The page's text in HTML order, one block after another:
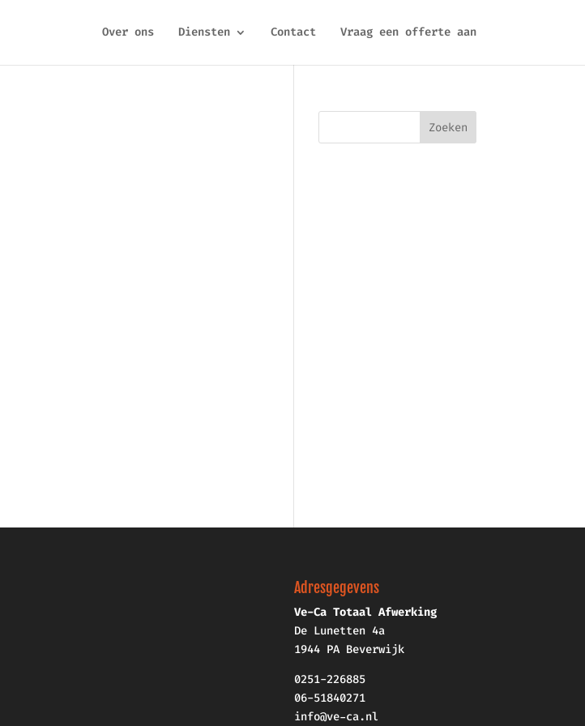
Over ons Diensten Contact Vraag een offerte aan
Adresgegevens
Ve-Ca Totaal Afwerking
De Lunetten 4a
1944 PA Beverwijk
0251-226885
06-51840271
info@ve-ca.nl